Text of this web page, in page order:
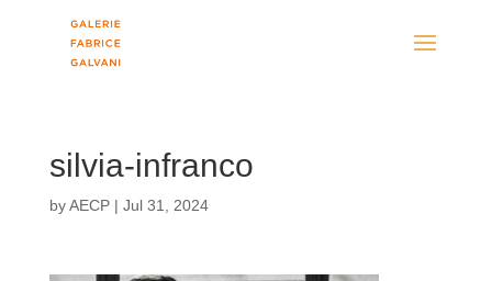
silvia-infranco
byAECP| Jul 31, 2024